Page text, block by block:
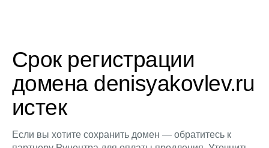
Срок регистрации
домена denisyakovlev.ru
истек
Если вы хотите сохранить домен — обратитесь к